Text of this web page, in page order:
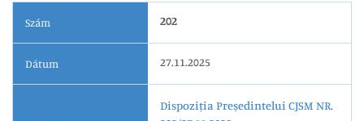
Szám 202
Dátum 27.11.2025
Dispoziția Președintelui CJSM NR.